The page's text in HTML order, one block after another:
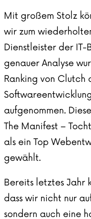
Mit großem Stolz
wir zum
Dienstleister der IT-
genauer Analyse
Ranking von Clutch
aufgenommen.
The Manifest –
als ein Top
gewählt.
Bereits letztes Jahr
dass wir nicht nur
sondern auch eine